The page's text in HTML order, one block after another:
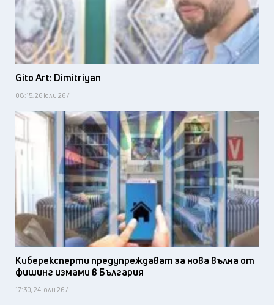
Gito Art: Dimitriyan
08:15, 26 юли 26 /
Киберексперти предупреждават за нова вълна от
фишинг измами в България
17:30, 24 юли 26 /